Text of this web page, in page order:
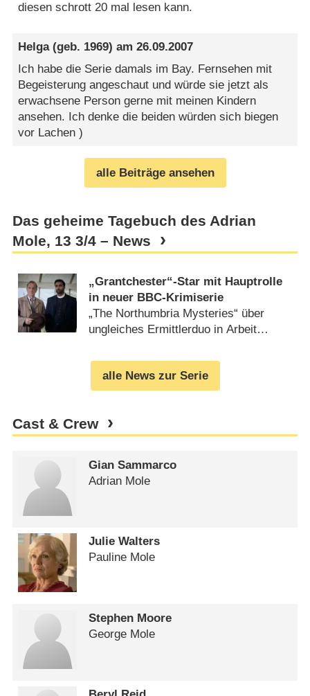
diesen schrott 20 mal lesen kann.
Helga(geb. 1969) am26.09.2007
Ich habe die Serie damals im Bay. Fernsehen mit
Begeisterung angeschaut und würde sie jetzt als
erwachsene Person gerne mit meinen Kindern
ansehen. Ich denke die beiden würden sich biegen
vor Lachen )
alle Beiträge ansehen
Das geheime Tagebuch des Adrian
Mole, 13 3/​4 – News
„Grantchester“-Star mit Hauptrolle
in neuer BBC-Krimiserie
„The Northumbria Mysteries“ über
ungleiches Ermittlerduo in Arbeit
alle News zur Serie
Cast & Crew
Gian Sammarco
Adrian Mole
Julie Walters
Pauline Mole
Stephen Moore
George Mole